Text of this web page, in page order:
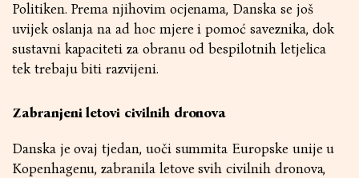
Politiken. Prema njihovim ocjenama, Danska se još
uvijek oslanja na ad hoc mjere i pomoć saveznika, dok
sustavni kapaciteti za obranu od bespilotnih letjelica
tek trebaju biti razvijeni.
Zabranjeni letovi civilnih dronova
Danska je ovaj tjedan, uoči summita Europske unije u
Kopenhagenu, zabranila letove svih civilnih dronova,